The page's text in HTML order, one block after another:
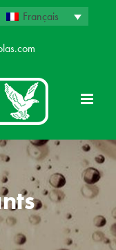
Français